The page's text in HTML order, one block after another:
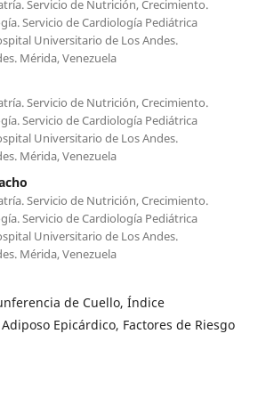
Servicio de Nutrición, Crecimiento.
Servicio de Cardiología Pediátrica
Universitario de Los Andes.
Mérida, Venezuela
Servicio de Nutrición, Crecimiento.
Servicio de Cardiología Pediátrica
Universitario de Los Andes.
Mérida, Venezuela
Servicio de Nutrición, Crecimiento.
Servicio de Cardiología Pediátrica
Universitario de Los Andes.
Mérida, Venezuela
de Cuello, Índice
Epicárdico, Factores de Riesgo